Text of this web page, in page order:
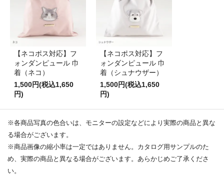
【ネコポス対応】フ
ォンダンピュール 巾
着（ネコ）
1,500円(税込1,650
円)
【ネコポス対応】フ
ォンダンピュール 巾
着（シュナウザー）
1,500円(税込1,650
円)
※各商品写真の色合いは、モニターの設定などにより実際の商品と異な
る場合がございます。
※商品画像の縮小率は一定ではありません。カタログ用サンプルのた
め、実際の商品と異なる場合がございます。あらかじめご了承くださ
い。